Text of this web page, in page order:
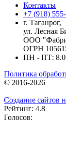
Контакты
+7 (918)
г. Таганрог,
ул. Лесная
ООО
ОГРН
ПН - ПТ:
Политика
© 2016-2026
Создание сайтов
Рейтинг: 4.8
Голосов: